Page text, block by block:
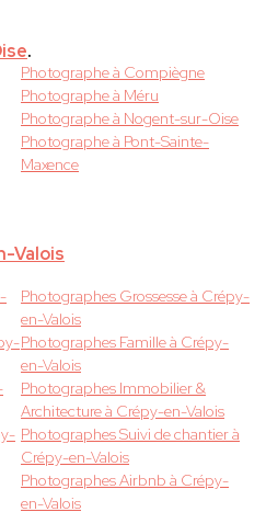
.
Photographe à Compiègne
Photographe à Méru
Photographe à Nogent-sur-Oise
Photographe à Pont-Sainte-
Maxence
Valois
Photographes Grossesse à Crépy-
en-Valois
Photographes Famille à Crépy-
en-Valois
Photographes Immobilier &
Architecture à Crépy-en-Valois
Photographes Suivi de chantier à
Crépy-en-Valois
Photographes Airbnb à Crépy-
en-Valois